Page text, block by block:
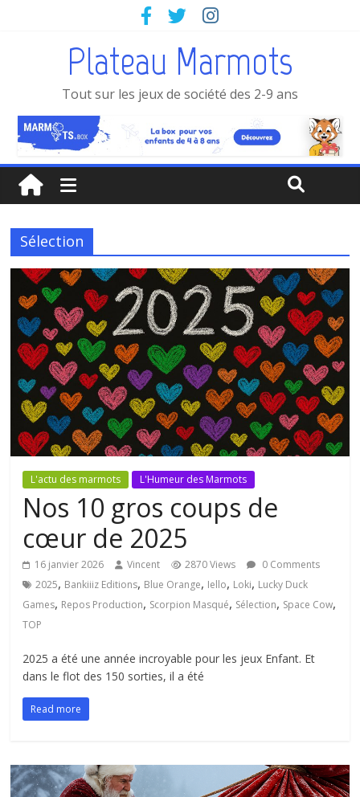
Plateau Marmots
Tout sur les jeux de société des 2-9 ans
Sélection
L'actu des marmots L'Humeur des Marmots
Nos 10 gros coups de
cœur de 2025
16 janvier 2026 Vincent 2870 Views
0 Comments
2025, Bankiiiz Editions, Blue Orange, Iello, Loki, Lucky Duck
Games, Repos Production, Scorpion Masqué, Sélection, Space Cow,
TOP
2025 a été une année incroyable pour les jeux Enfant. Et
dans le flot des 150 sorties, il a été
Read more